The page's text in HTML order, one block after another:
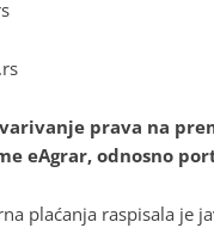
prava na
eAgrar, odnosno
plaćanja raspisala je